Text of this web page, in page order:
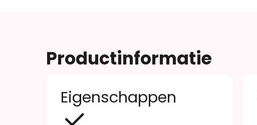
Productinformatie
Eigenschappen